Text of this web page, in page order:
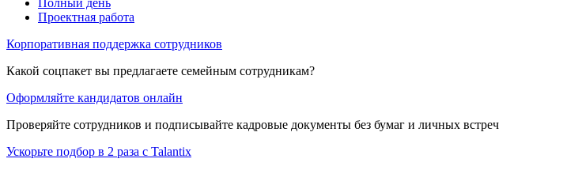
Проектная работа
Корпоративная поддержка сотрудников
Какой соцпакет вы предлагаете семейным сотрудникам?
Оформляйте кандидатов онлайн
Проверяйте сотрудников и подписывайте кадровые документы без бумаг и личных встреч
Ускорьте подбор в 2 раза с Talantix